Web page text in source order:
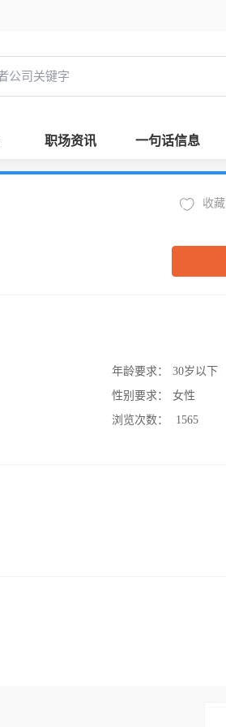
职场资讯 一句话信息
收藏
年龄要求：
30岁以下
性别要求：
女性
浏览次数：
1565